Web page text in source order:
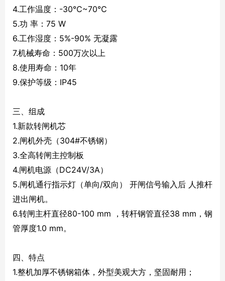
4.工作温度：-30℃~70℃
5.功 率：75 W
6.工作湿度：5%-90% 无凝露
7.机械寿命：500万次以上
8.使用寿命：10年
9.保护等级：IP45
三、组成
1.新款转闸机芯
2.闸机外壳（304#不锈钢）
3.全高转闸主控制板
4.闸机电源（DC24V/3A）
5.闸机通行指示灯（单向/双向） 开闸信号输入后 人推杆
进出闸机。
6.转闸主杆直径80-100 mm ，转杆钢管直径38 mm，钢
管厚度1.0 mm。
四、特点
1.整机加厚不锈钢箱体，外型美观大方，坚固耐用；